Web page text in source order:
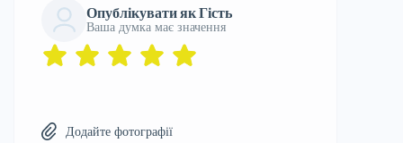
Опублікувати як Гість
Ваша думка має значення
Додайте фотографії